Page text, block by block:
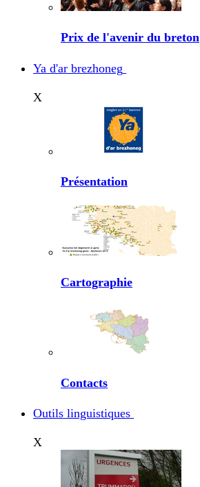
Prix de l'avenir du breton
Ya d'ar brezhoneg
X
Présentation
Cartographie
Contacts
Outils linguistiques
X